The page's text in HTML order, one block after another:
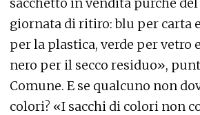
giornata di ritiro: blu per carta
per la plastica, verde per vetro
nero per il secco residuo»,
Comune. E se qualcuno non
colori? «I sacchi di colori non